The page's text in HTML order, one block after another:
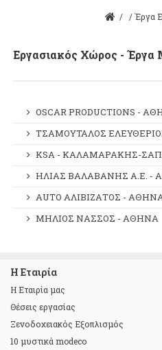
/ /Έργα
Εργασιακός Χώρος - Έργα
OSCAR PRODUCTIONS -
ΤΣΑΜΟΥΤΑΛΟΣ
KSA - ΚΑΛΑΜΑΡΑΚΗΣ-
ΗΛΙΑΣ ΒΑΛΑΒΑΝΗΣ Α.Ε. -
AUTO ΑΛΙΒΙΖΑΤΟΣ -
ΜΗΛΙΟΣ ΝΑΣΣΟΣ - ΑΘΗΝΑ
Η Εταιρία
Η Εταιρία μας
Θέσεις εργασίας
Ξενοδοχειακός Εξοπλισμός
10 μυστικά modeco